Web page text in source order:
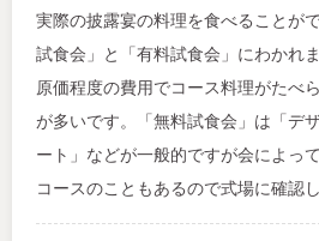
実際の披露宴の料理を食べることが
試食会」と「有料試食会」にわかれ
原価程度の費用でコース料理がたべ
が多いです。「無料試食会」は「デ
ート」などが一般的ですが会によっ
コースのこともあるので式場に確認